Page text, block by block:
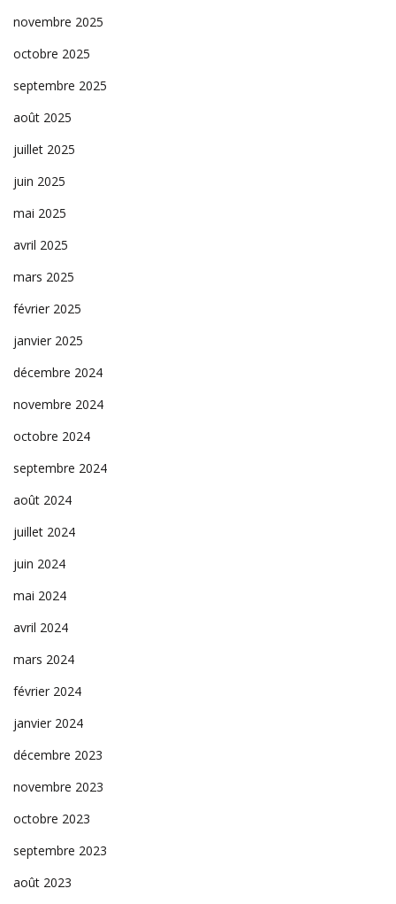
novembre 2025
octobre 2025
septembre 2025
août 2025
juillet 2025
juin 2025
mai 2025
avril 2025
mars 2025
février 2025
janvier 2025
décembre 2024
novembre 2024
octobre 2024
septembre 2024
août 2024
juillet 2024
juin 2024
mai 2024
avril 2024
mars 2024
février 2024
janvier 2024
décembre 2023
novembre 2023
octobre 2023
septembre 2023
août 2023